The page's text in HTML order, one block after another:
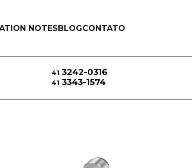
NOTESBLOGCONTATO
41 3242-0316
41 3343-1574